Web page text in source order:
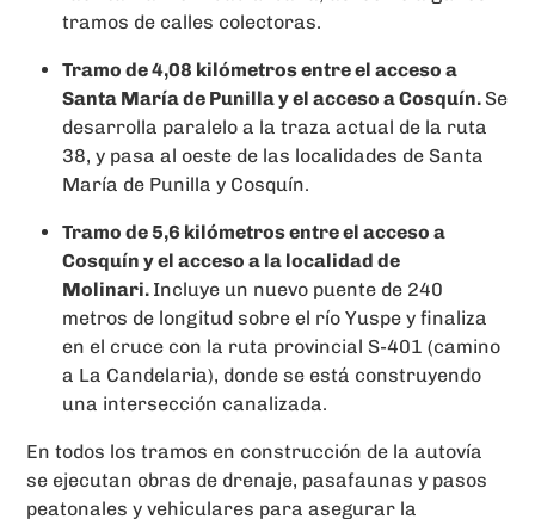
tramos de calles colectoras.
Tramo de 4,08 kilómetros entre el acceso a
Santa María de Punilla y el acceso a Cosquín. Se
desarrolla paralelo a la traza actual de la ruta
38, y pasa al oeste de las localidades de Santa
María de Punilla y Cosquín.
Tramo de 5,6 kilómetros entre el acceso a
Cosquín y el acceso a la localidad de
Molinari. Incluye un nuevo puente de 240
metros de longitud sobre el río Yuspe y finaliza
en el cruce con la ruta provincial S-401 (camino
a La Candelaria), donde se está construyendo
una intersección canalizada.
En todos los tramos en construcción de la autovía
se ejecutan obras de drenaje, pasafaunas y pasos
peatonales y vehiculares para asegurar la